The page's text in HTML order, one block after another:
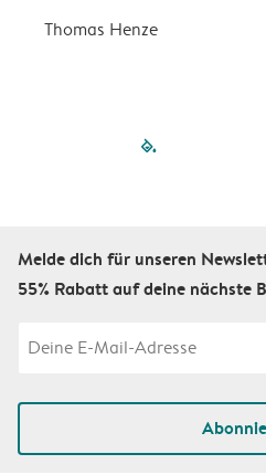
Thomas Henze
filled-
Melde dich für unseren
55% Rabatt auf deine nächste